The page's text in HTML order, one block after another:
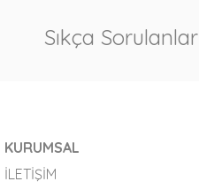
Sıkça Sorulanlar
KURUMSAL
İLETIŞIM